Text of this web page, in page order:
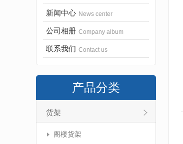
新闻中心 News center
公司相册 Company album
联系我们 Contact us
产品分类
货架
阁楼货架